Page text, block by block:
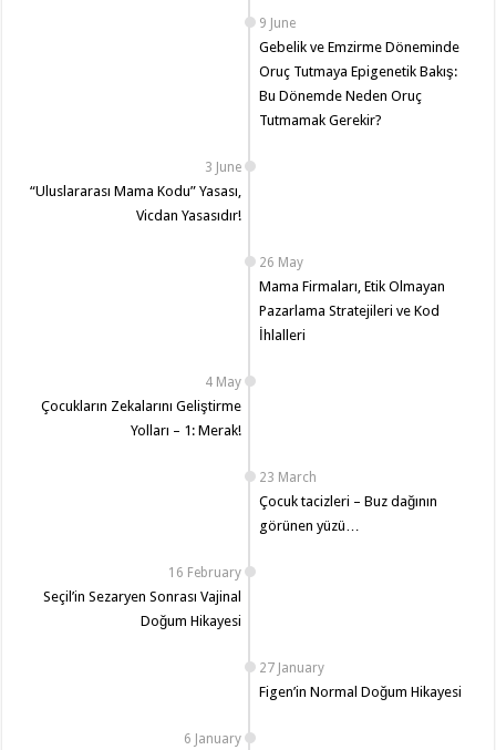
9 June
Gebelik ve Emzirme Döneminde
Oruç Tutmaya Epigenetik Bakış:
Bu Dönemde Neden Oruç
Tutmamak Gerekir?
3 June
“Uluslararası Mama Kodu” Yasası,
Vicdan Yasasıdır!
26 May
Mama Firmaları, Etik Olmayan
Pazarlama Stratejileri ve Kod
İhlalleri
4 May
Çocukların Zekalarını Geliştirme
Yolları – 1: Merak!
23 March
Çocuk tacizleri – Buz dağının
görünen yüzü…
16 February
Seçil’in Sezaryen Sonrası Vajinal
Doğum Hikayesi
27 January
Figen’in Normal Doğum Hikayesi
6 January